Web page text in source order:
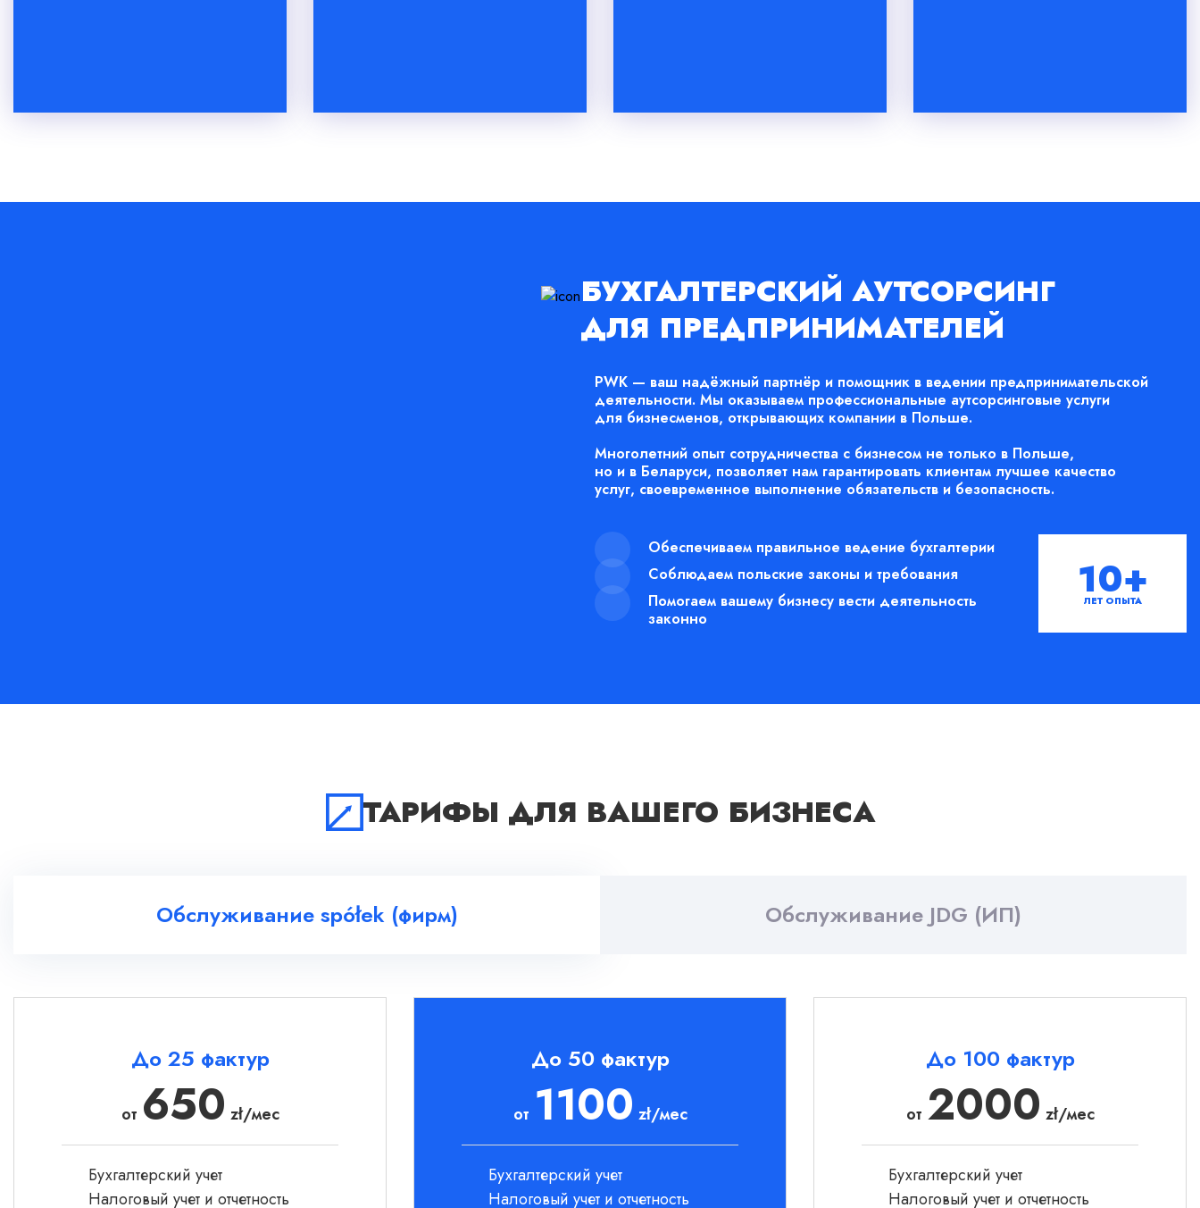
БУХГАЛТЕРСКИЙ АУТСОРСИНГ
ДЛЯ ПРЕДПРИНИМАТЕЛЕЙ
PWK — ваш надёжный партнёр и помощник в ведении предпринимательской
деятельности. Мы оказываем профессиональные аутсорсинговые услуги
для бизнесменов, открывающих компании в Польше.
Многолетний опыт сотрудничества с бизнесом не только в Польше,
но и в Беларуси, позволяет нам гарантировать клиентам лучшее качество
услуг, своевременное выполнение обязательств и безопасность.
Обеспечиваем правильное ведение бухгалтерии
Соблюдаем польские законы и требования
Помогаем вашему бизнесу вести деятельность
законно
10+
ЛЕТ ОПЫТА
ТАРИФЫ ДЛЯ ВАШЕГО БИЗНЕСА
Обслуживание spółek (фирм) Обслуживание JDG (ИП)
До 25 фактур
от 650 zł/мес
Бухгалтерский учет
Налоговый учет и отчетность
До 50 фактур
от 1100 zł/мес
Бухгалтерский учет
Налоговый учет и отчетность
До 100 фактур
от 2000 zł/мес
Бухгалтерский учет
Налоговый учет и отчетность